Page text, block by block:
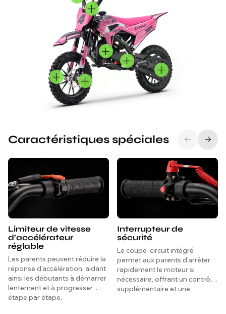
Caractéristiques spéciales
Limiteur de vitesse
d'accélérateur
réglable
Les parents peuvent réduire la
réponse d'accélération, aidant
ainsi les débutants à démarrer
lentement et à progresser
étape par étape.
Interrupteur de
sécurité
Le coupe-circuit intégré
permet aux parents d'arrêter
rapidement le moteur si
nécessaire, offrant un contrôle
supplémentaire et une